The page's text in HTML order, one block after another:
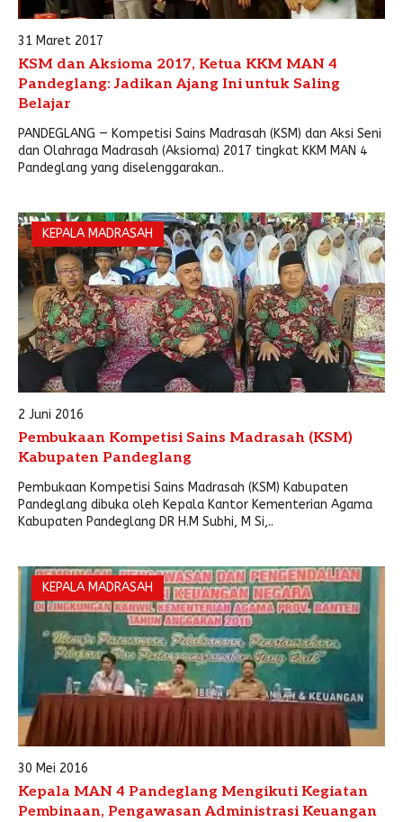
31 Maret 2017
KSM dan Aksioma 2017, Ketua KKM MAN 4
Pandeglang: Jadikan Ajang Ini untuk Saling
Belajar
PANDEGLANG — Kompetisi Sains Madrasah (KSM) dan Aksi Seni
dan Olahraga Madrasah (Aksioma) 2017 tingkat KKM MAN 4
Pandeglang yang diselenggarakan..
KEPALA MADRASAH
2 Juni 2016
Pembukaan Kompetisi Sains Madrasah (KSM)
Kabupaten Pandeglang
Pembukaan Kompetisi Sains Madrasah (KSM) Kabupaten
Pandeglang dibuka oleh Kepala Kantor Kementerian Agama
Kabupaten Pandeglang DR H.M Subhi, M Si,..
KEPALA MADRASAH
30 Mei 2016
Kepala MAN 4 Pandeglang Mengikuti Kegiatan
Pembinaan, Pengawasan Administrasi Keuangan